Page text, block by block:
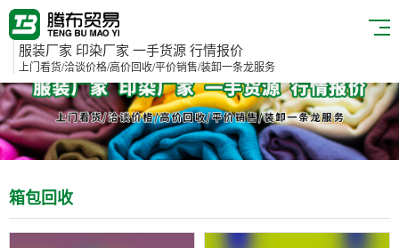
服装厂家 印染厂家 一手货源 行情报价
上门看货/洽谈价格/高价回收/平价销售/装卸一条龙服务
箱包回收